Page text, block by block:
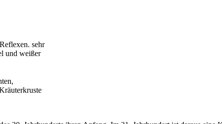
sehr
und weißer